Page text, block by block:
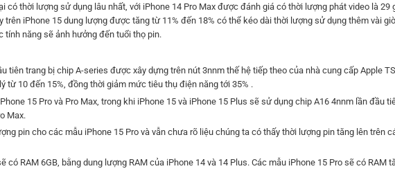
có thời lượng sử dụng lâu nhất, với iPhone 14 Pro Max được đánh giá có thời lượng phát video là 29
trên iPhone 15 dung lượng được tăng từ 11% đến 18% có thể kéo dài thời lượng sử dụng thêm vài
tính năng sẽ ảnh hưởng đến tuổi thọ pin.
tiên trang bị chip A-series được xây dựng trên nút 3nnm thế hệ tiếp theo của nhà cung cấp Apple
từ 10 đến 15%, đồng thời giảm mức tiêu thụ điện năng tới 35% .
15 Pro và Pro Max, trong khi iPhone 15 và iPhone 15 Plus sẽ sử dụng chip A16 4nnm lần đầu
Max.
pin cho các mẫu iPhone 15 Pro và vẫn chưa rõ liệu chúng ta có thấy thời lượng pin tăng lên trên
có RAM 6GB, bằng dung lượng RAM của iPhone 14 và 14 Plus. Các mẫu iPhone 15 Pro sẽ có RAM